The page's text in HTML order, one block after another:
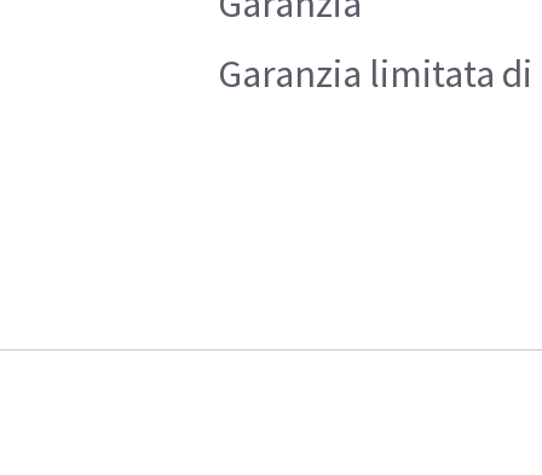
Garanzia limitata di